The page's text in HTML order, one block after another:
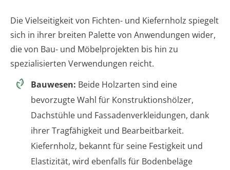
Die Vielseitigkeit von Fichten- und Kiefernholz spiegelt
sich in ihrer breiten Palette von Anwendungen wider,
die von Bau- und Möbelprojekten bis hin zu
spezialisierten Verwendungen reicht.
Bauwesen: Beide Holzarten sind eine
bevorzugte Wahl für Konstruktionshölzer,
Dachstühle und Fassadenverkleidungen, dank
ihrer Tragfähigkeit und Bearbeitbarkeit.
Kiefernholz, bekannt für seine Festigkeit und
Elastizität, wird ebenfalls für Bodenbeläge